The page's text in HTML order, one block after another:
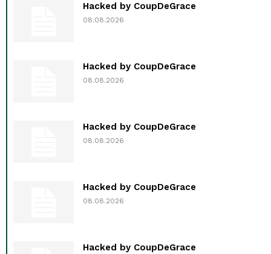
Hacked by CoupDeGrace
08.08.2026
Hacked by CoupDeGrace
08.08.2026
Hacked by CoupDeGrace
08.08.2026
Hacked by CoupDeGrace
08.08.2026
Hacked by CoupDeGrace